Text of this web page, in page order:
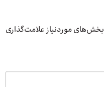
بخش‌های موردنیاز علامت‌گذاری